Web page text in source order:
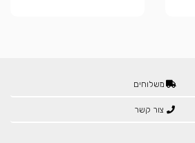
משלוחים
צור קשר